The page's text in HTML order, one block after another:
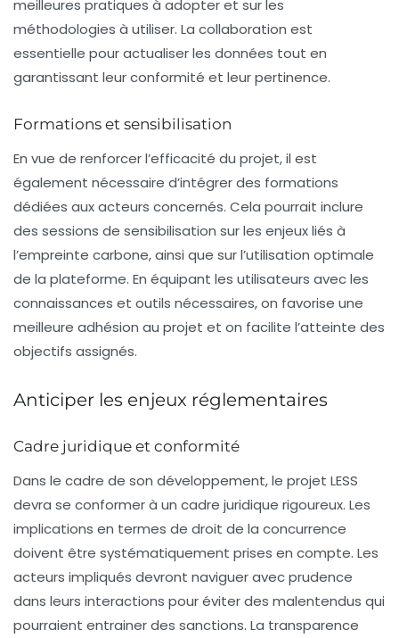
meilleures pratiques à adopter et sur les
méthodologies à utiliser. La collaboration est
essentielle pour actualiser les données tout en
garantissant leur conformité et leur pertinence.
Formations et sensibilisation
En vue de renforcer l’efficacité du projet, il est
également nécessaire d’intégrer des formations
dédiées aux acteurs concernés. Cela pourrait inclure
des sessions de sensibilisation sur les enjeux liés à
l’empreinte carbone, ainsi que sur l’utilisation optimale
de la plateforme. En équipant les utilisateurs avec les
connaissances et outils nécessaires, on favorise une
meilleure adhésion au projet et on facilite l’atteinte des
objectifs assignés.
Anticiper les enjeux réglementaires
Cadre juridique et conformité
Dans le cadre de son développement, le projet LESS
devra se conformer à un cadre juridique rigoureux. Les
implications en termes de droit de la concurrence
doivent être systématiquement prises en compte. Les
acteurs impliqués devront naviguer avec prudence
dans leurs interactions pour éviter des malentendus qui
pourraient entrainer des sanctions. La transparence